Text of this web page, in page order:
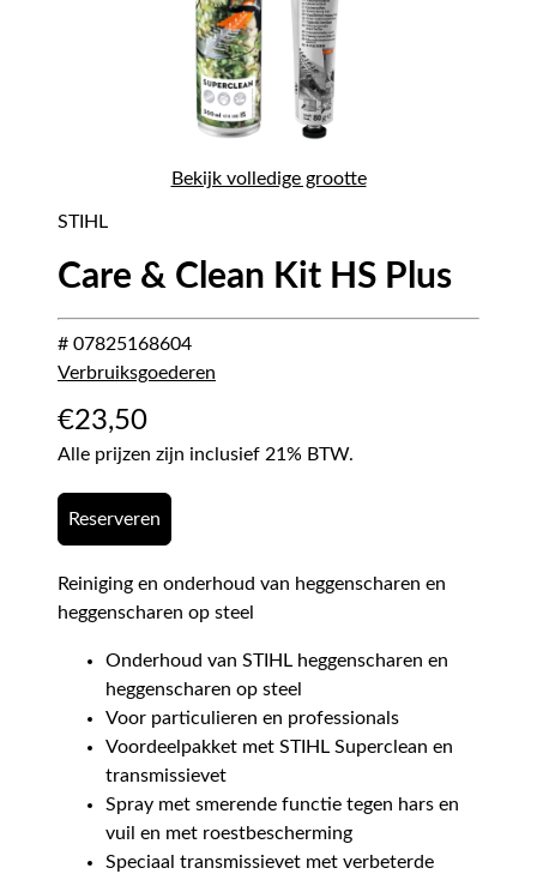
Bekijk volledige grootte
STIHL
Care & Clean Kit HS Plus
# 07825168604
Verbruiksgoederen
€23,50
Alle prijzen zijn inclusief 21% BTW.
Reserveren
Reiniging en onderhoud van heggenscharen en
heggenscharen op steel
Onderhoud van STIHL heggenscharen en
heggenscharen op steel
Voor particulieren en professionals
Voordeelpakket met STIHL Superclean en
transmissievet
Spray met smerende functie tegen hars en
vuil en met roestbescherming
Speciaal transmissievet met verbeterde